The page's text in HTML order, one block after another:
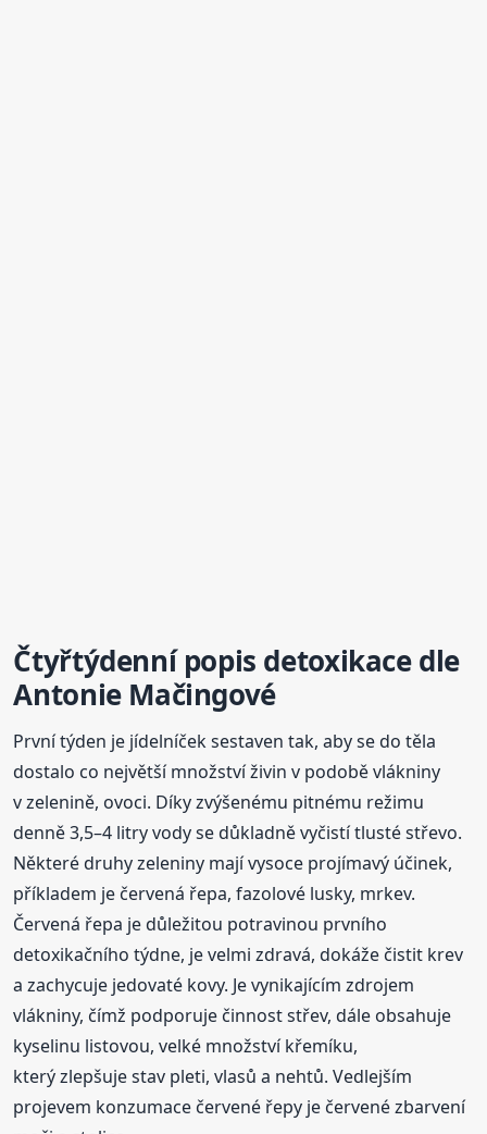
Čtyřtýdenní popis detoxikace dle
Antonie Mačingové
První týden je jídelníček sestaven tak, aby se do těla
dostalo co největší množství živin v podobě vlákniny
v zelenině, ovoci. Díky zvýšenému pitnému režimu
denně 3,5–4 litry vody se důkladně vyčistí tlusté střevo.
Některé druhy zeleniny mají vysoce projímavý účinek,
příkladem je červená řepa, fazolové lusky, mrkev.
Červená řepa je důležitou potravinou prvního
detoxikačního týdne, je velmi zdravá, dokáže čistit krev
a zachycuje jedovaté kovy. Je vynikajícím zdrojem
vlákniny, čímž podporuje činnost střev, dále obsahuje
kyselinu listovou, velké množství křemíku,
který zlepšuje stav pleti, vlasů a nehtů. Vedlejším
projevem konzumace červené řepy je červené zbarvení